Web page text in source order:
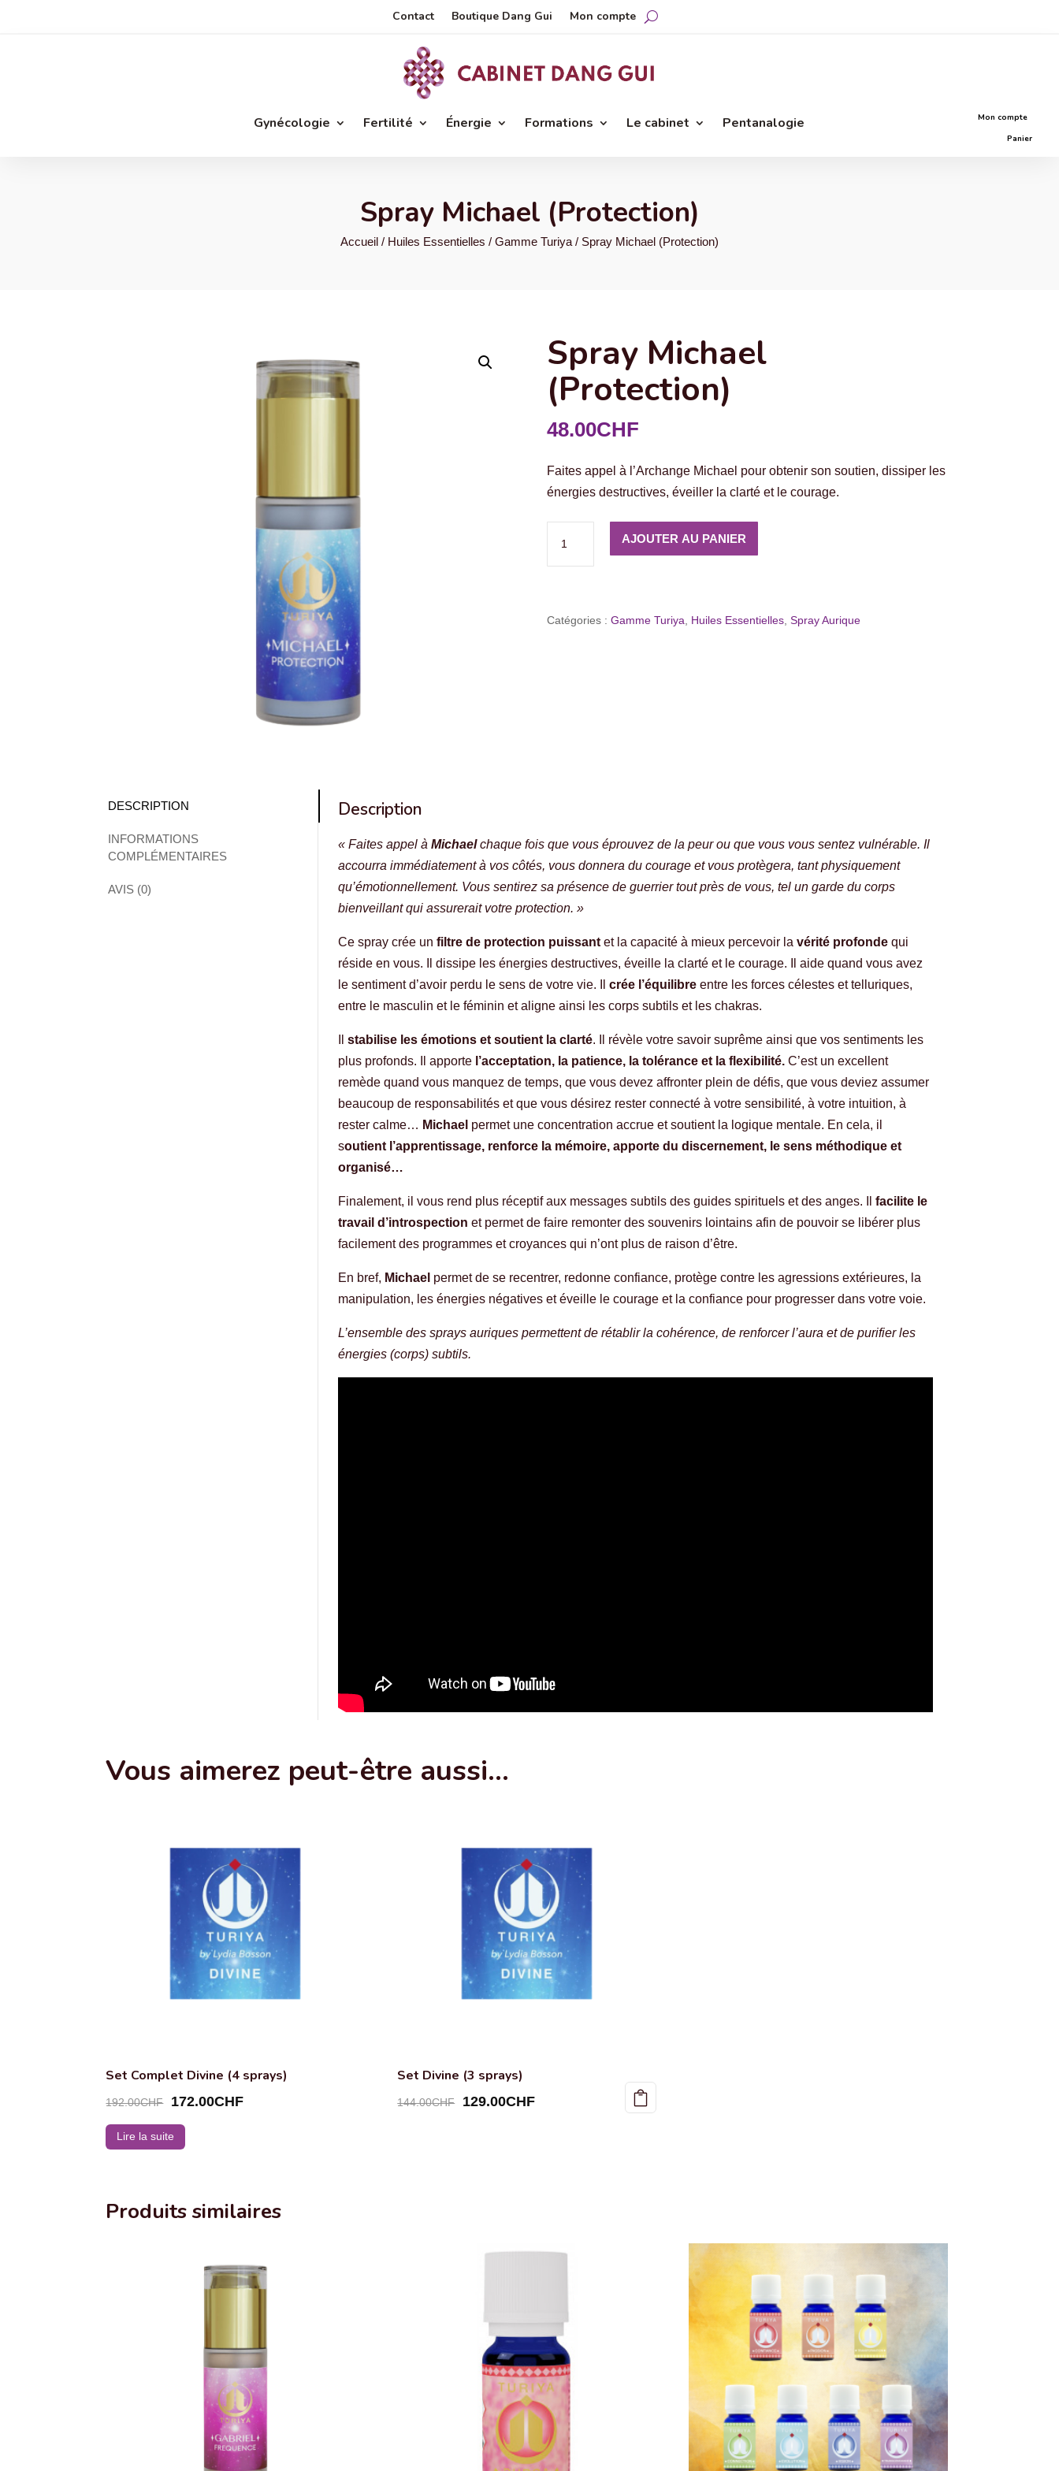
Contact Boutique Dang Gui Mon compte
Gynécologie Fertilité Énergie Formations Le cabinet Pentanalogie
Mon compte
Panier
Spray Michael (Protection)
Accueil / Huiles Essentielles / Gamme Turiya / Spray Michael (Protection)
Spray Michael
(Protection)
48.00CHF
Faites appel à l’Archange Michael pour obtenir son soutien, dissiper les
énergies destructives, éveiller la clarté et le courage.
(Protection)
AJOUTER AU PANIER
Catégories : Gamme Turiya Huiles Essentielles, Spray Aurique
DESCRIPTION
INFORMATIONS
COMPLÉMENTAIRES
AVIS (0)
Description
« Faites appel àMichaelchaque fois que vous éprouvez de la peur ou que vous vous sentez vulnérable. Il
accourra immédiatement à vos côtés, vous donnera du courage et vous protègera, tant physiquement
qu’émotionnellement. Vous sentirez sa présence de guerrier tout près de vous, tel un garde du corps
bienveillant qui assurerait votre protection. »
Ce spray crée unfiltre de protection puissant et la capacité à mieux percevoir lavérité profonde qui
réside en vous. Il dissipe les énergies destructives, éveille la clarté et le courage. Il aide quand vous avez
le sentiment d’avoir perdu le sens de votre vie. Ilcrée l’équilibre entre les forces célestes et telluriques,
entre le masculin et le féminin et aligne ainsi les corps subtils et les chakras.
Ilstabilise les émotions et soutient la clarté. Il révèle votre savoir suprême ainsi que vos sentiments les
plus profonds. Il apporte l’acceptation, la patience, la tolérance et la flexibilité. C’est un excellent
remède quand vous manquez de temps, que vous devez affronter plein de défis, que vous deviez assumer
beaucoup de responsabilités et que vous désirez rester connecté à votre sensibilité, à votre intuition, à
rester calme… Michael permet une concentration accrue et soutient la logique mentale. En cela, il
soutient l’apprentissage, renforce la mémoire, apporte du discernement, le sens méthodique et
organisé…
Finalement, il vous rend plus réceptif aux messages subtils des guides spirituels et des anges. Il
facilite le
travail d’introspection et permet de faire remonter des souvenirs lointains afin de pouvoir se libérer plus
facilement des programmes et croyances qui n’ont plus de raison d’être.
En bref, Michael permet de se recentrer, redonne confiance, protège contre les agressions extérieures, la
manipulation, les énergies négatives et éveille le courage et la confiance pour progresser dans votre voie.
L’ensemble des sprays auriques permettent de rétablir la cohérence, de renforcer l’aura et de purifier les
énergies (corps) subtils.
Vous aimerez peut-être aussi…
Set Complet Divine (4 sprays)
192.00CHF
Le
prix
initial
172.00CHFLe
Lire la suite
Set Divine (3 sprays)
144.00CHF
Le
129.00CHFLe
Produits similaires